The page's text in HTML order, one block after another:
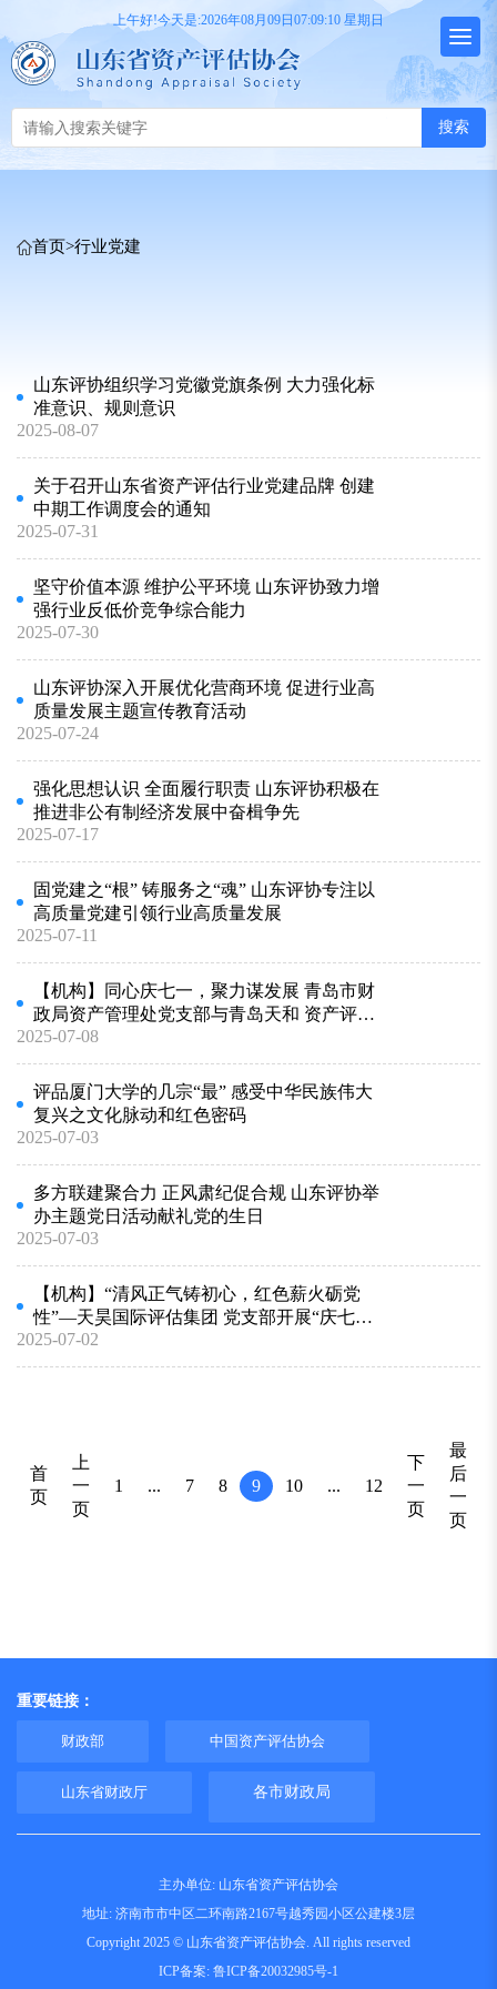
上午好!今天是:2026年08月09日07:09:11 星期日
搜索
首页>行业党建
山东评协组织学习党徽党旗条例 大力强化标
准意识、规则意识
2025-08-07
关于召开山东省资产评估行业党建品牌 创建
中期工作调度会的通知
2025-07-31
坚守价值本源 维护公平环境 山东评协致力增
强行业反低价竞争综合能力
2025-07-30
山东评协深入开展优化营商环境 促进行业高
质量发展主题宣传教育活动
2025-07-24
强化思想认识 全面履行职责 山东评协积极在
推进非公有制经济发展中奋楫争先
2025-07-17
固党建之“根” 铸服务之“魂” 山东评协专注以
高质量党建引领行业高质量发展
2025-07-11
【机构】同心庆七一，聚力谋发展 青岛市财
政局资产管理处党支部与青岛天和 资产评估
党支部共同开展主题党日活动
2025-07-08
评品厦门大学的几宗“最” 感受中华民族伟大
复兴之文化脉动和红色密码
2025-07-03
多方联建聚合力 正风肃纪促合规 山东评协举
办主题党日活动献礼党的生日
2025-07-03
【机构】“清风正气铸初心，红色薪火砺党
性”—天昊国际评估集团 党支部开展“庆七
一”主题党日活动
2025-07-02
首
页
上
一
页
1 ... 7 8 9 10 ... 12
下
一
页
最
后
一
页
重要链接：
财政部 中国资产评估协会
山东省财政厅 各市财政局
主办单位: 山东省资产评估协会
地址: 济南市市中区二环南路2167号越秀园小区公建楼3层
Copyright 2025 © 山东省资产评估协会. All rights reserved
ICP备案: 鲁ICP备20032985号-1